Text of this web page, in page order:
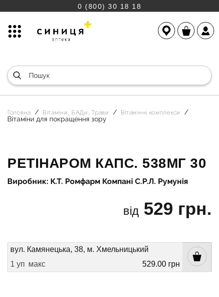
0 (800) 30 18 18
Головна Вітаміни, БАДи, Трави Вітамінні комплекси
Вітаміни для покращення зору
РЕТІНАРОМ КАПС. 538МГ 30
Виробник: К.Т. Ромфарм Компані С.Р.Л. Румунія
від 529 грн.
вул. Камянецька, 38, м. Хмельницький
1 уп макс 529.00 грн